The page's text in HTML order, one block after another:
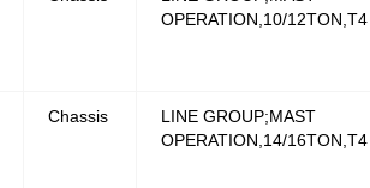
OPERATION,10/12TON,T4
Chassis
LINE GROUP;MAST
OPERATION,14/16TON,T4